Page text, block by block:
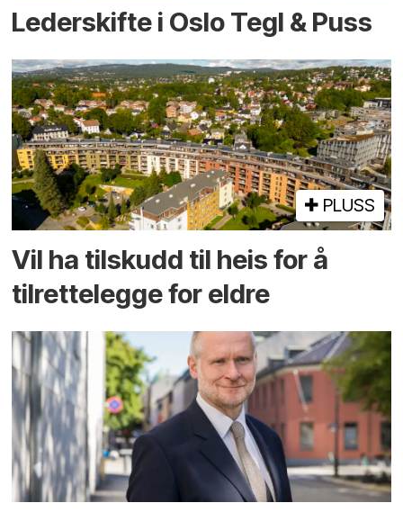
Lederskifte i Oslo Tegl & Puss
PLUSS
Vil ha tilskudd til heis for å
tilrettelegge for eldre